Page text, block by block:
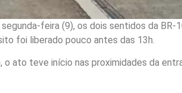
feira (9), os dois sentidos da BR-
foi liberado pouco antes das 13h.
o ato teve início nas proximidades da